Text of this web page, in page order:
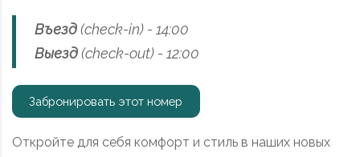
Откройте для себя комфорт и стиль в наших новых
Въезд(check-in) - 14:00
Выезд(check-out) - 12:00
Забронировать этот номер